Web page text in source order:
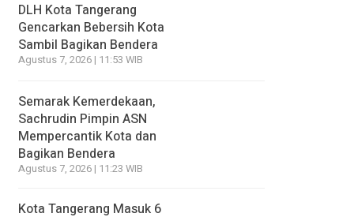
DLH Kota Tangerang
Gencarkan Bebersih Kota
Sambil Bagikan Bendera
Agustus 7, 2026 | 11:53 WIB
Semarak Kemerdekaan,
Sachrudin Pimpin ASN
Mempercantik Kota dan
Bagikan Bendera
Agustus 7, 2026 | 11:23 WIB
Kota Tangerang Masuk 6